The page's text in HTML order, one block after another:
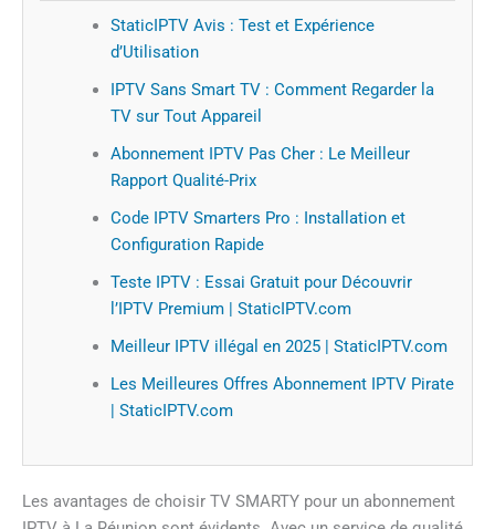
StaticIPTV Avis : Test et Expérience
d’Utilisation
IPTV Sans Smart TV : Comment Regarder la
TV sur Tout Appareil
Abonnement IPTV Pas Cher : Le Meilleur
Rapport Qualité-Prix
Code IPTV Smarters Pro : Installation et
Configuration Rapide
Teste IPTV : Essai Gratuit pour Découvrir
l’IPTV Premium | StaticIPTV.com
Meilleur IPTV illégal en 2025 | StaticIPTV.com
Les Meilleures Offres Abonnement IPTV Pirate
| StaticIPTV.com
Les avantages de choisir TV SMARTY pour un abonnement